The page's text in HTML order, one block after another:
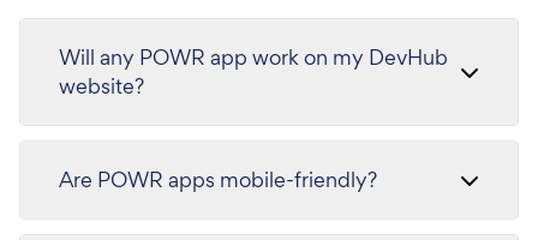
Will any POWR app work on my DevHub
website?
Are POWR apps mobile-friendly?